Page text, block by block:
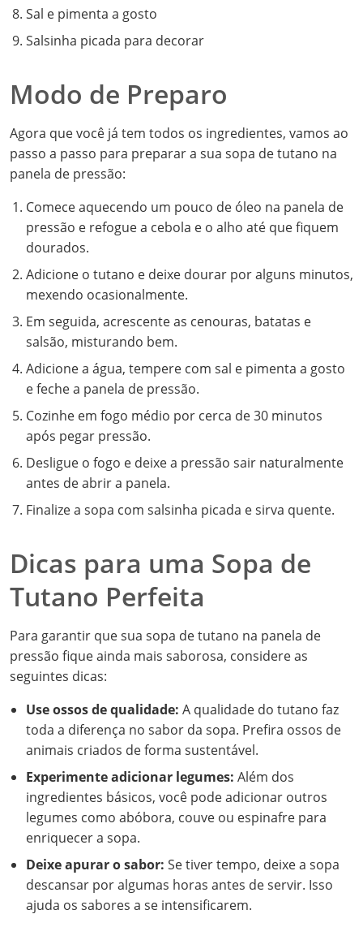
Sal e pimenta a gosto
Salsinha picada para decorar
Modo de Preparo
Agora que você já tem todos os ingredientes, vamos ao
passo a passo para preparar a sua sopa de tutano na
panela de pressão:
Comece aquecendo um pouco de óleo na panela de
pressão e refogue a cebola e o alho até que fiquem
dourados.
Adicione o tutano e deixe dourar por alguns minutos,
mexendo ocasionalmente.
Em seguida, acrescente as cenouras, batatas e
salsão, misturando bem.
Adicione a água, tempere com sal e pimenta a gosto
e feche a panela de pressão.
Cozinhe em fogo médio por cerca de 30 minutos
após pegar pressão.
Desligue o fogo e deixe a pressão sair naturalmente
antes de abrir a panela.
Finalize a sopa com salsinha picada e sirva quente.
Dicas para uma Sopa de
Tutano Perfeita
Para garantir que sua sopa de tutano na panela de
pressão fique ainda mais saborosa, considere as
seguintes dicas:
Use ossos de qualidade: A qualidade do tutano faz
toda a diferença no sabor da sopa. Prefira ossos de
animais criados de forma sustentável.
Experimente adicionar legumes: Além dos
ingredientes básicos, você pode adicionar outros
legumes como abóbora, couve ou espinafre para
enriquecer a sopa.
Deixe apurar o sabor: Se tiver tempo, deixe a sopa
descansar por algumas horas antes de servir. Isso
ajuda os sabores a se intensificarem.